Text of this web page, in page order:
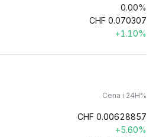
0.00%
CHF 0.070307
+1.10%
Cena i 24H%
CHF 0.00628857
+5.60%